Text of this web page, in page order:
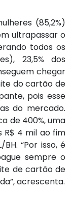
(85,2%)
ultrapassar o
todos os
23,5% dos
chegar
do cartão de
pois esse
do mercado.
de 400%, uma
R$ 4 mil ao fim
“Por isso, é
sempre o
de cartão de
acrescenta.